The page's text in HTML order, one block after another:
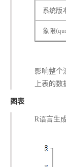
系统版
象限
影响整个
上表的数
图表
R语言生